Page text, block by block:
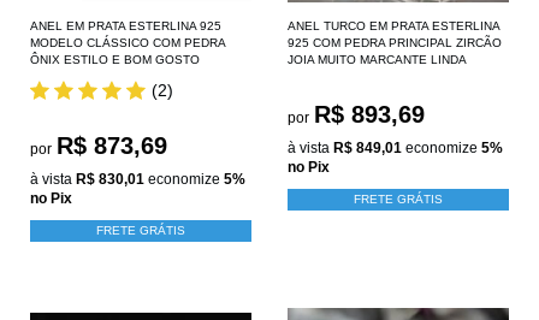
ANEL EM PRATA ESTERLINA 925
MODELO CLÁSSICO COM PEDRA
ÔNIX ESTILO E BOM GOSTO
(2)
por R$ 873,69
à vista R$ 830,01 economize 5%
no Pix
FRETE GRÁTIS
ANEL TURCO EM PRATA ESTERLINA
925 COM PEDRA PRINCIPAL ZIRCÃO
JOIA MUITO MARCANTE LINDA
por R$ 893,69
à vista R$ 849,01 economize 5%
no Pix
FRETE GRÁTIS